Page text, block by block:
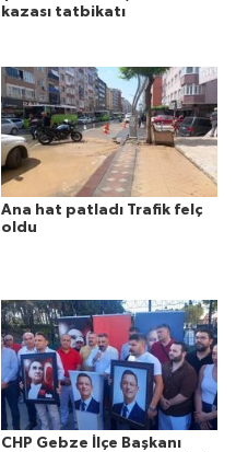
kazası tatbikatı
Ana hat patladı Trafik felç
oldu
CHP Gebze İlçe Başkanı